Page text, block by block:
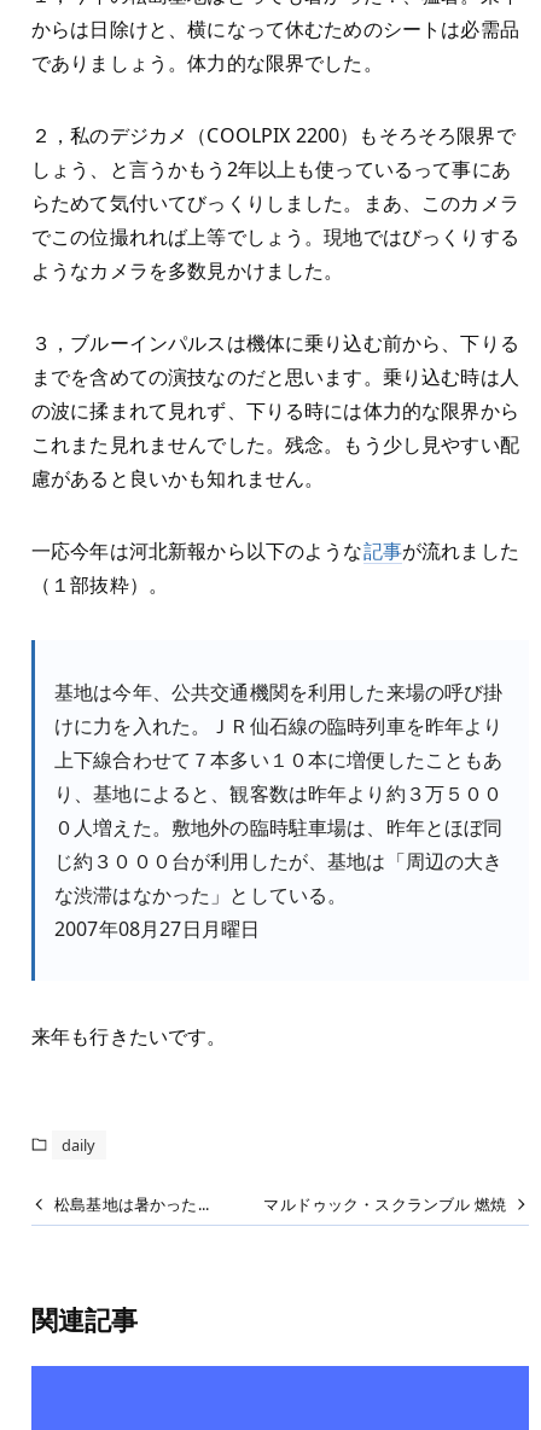
からは日除けと、横になって休むためのシートは必需品
でありましょう。体力的な限界でした。
２，私のデジカメ（COOLPIX 2200）もそろそろ限界で
しょう、と言うかもう2年以上も使っているって事にあ
らためて気付いてびっくりしました。まあ、このカメラ
でこの位撮れれば上等でしょう。現地ではびっくりする
ようなカメラを多数見かけました。
３，ブルーインパルスは機体に乗り込む前から、下りる
までを含めての演技なのだと思います。乗り込む時は人
の波に揉まれて見れず、下りる時には体力的な限界から
これまた見れませんでした。残念。もう少し見やすい配
慮があると良いかも知れません。
一応今年は河北新報から以下のような記事が流れました
（１部抜粋）。
基地は今年、公共交通機関を利用した来場の呼び掛
けに力を入れた。ＪＲ仙石線の臨時列車を昨年より
上下線合わせて７本多い１０本に増便したこともあ
り、基地によると、観客数は昨年より約３万５００
０人増えた。敷地外の臨時駐車場は、昨年とほぼ同
じ約３０００台が利用したが、基地は「周辺の大き
な渋滞はなかった」としている。
2007年08月27日月曜日
来年も行きたいです。
daily
松島基地は暑かった... マルドゥック・スクランブル 燃焼
関連記事